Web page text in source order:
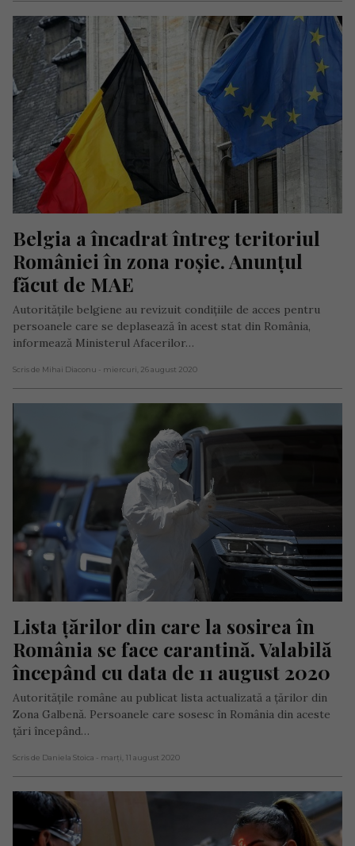
Belgia a încadrat întreg teritoriul
României în zona roșie. Anunțul
făcut de MAE
Autoritățile belgiene au revizuit condițiile de acces pentru
persoanele care se deplasează în acest stat din România,
informează Ministerul Afacerilor…
Scris de Mihai Diaconu - miercuri, 26 august 2020
Lista țărilor din care la sosirea în
România se face carantină. Valabilă
începând cu data de 11 august 2020
Autoritățile române au publicat lista actualizată a țărilor din
Zona Galbenă. Persoanele care sosesc în România din aceste
țări începând…
Scris de Daniela Stoica - marți, 11 august 2020